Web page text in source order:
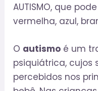
AUTISMO, que
vermelha, azul,
O autismo é um
psiquiátrica, cujos
percebidos nos